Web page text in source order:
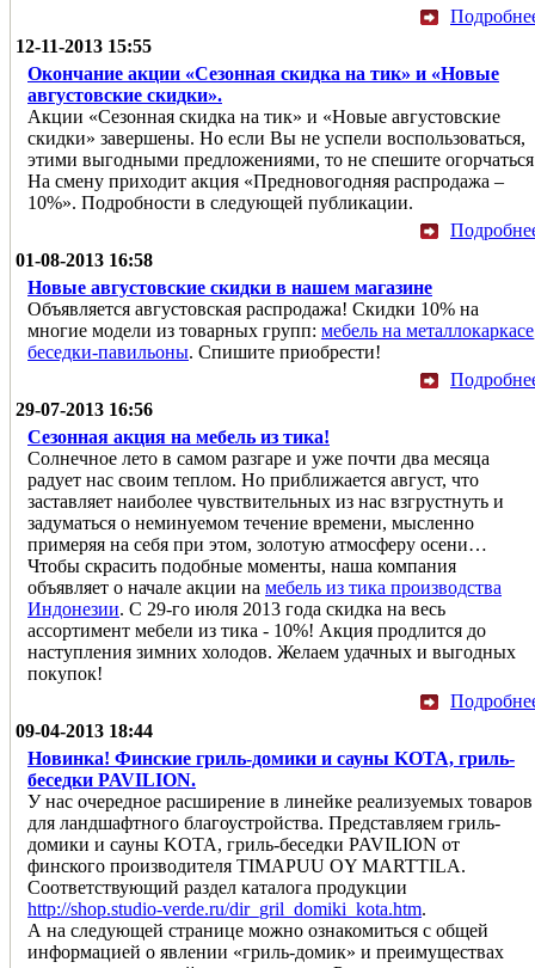
12-11-2013 15:55
Окончание акции «Сезонная скидка на тик» и «Новые
августовские скидки».
Акции «Сезонная скидка на тик» и «Новые августовские
скидки» завершены. Но если Вы не успели воспользоваться,
этими выгодными предложениями, то не спешите
На смену приходит акция «Предновогодняя распродажа –
10%». Подробности в следующей публикации.
01-08-2013 16:58
Новые августовские скидки в нашем магазине
Объявляется августовская распродажа! Скидки 10% на
многие модели из товарных групп: мебель на металлокаркасе
беседки-павильоны. Спишите приобрести!
29-07-2013 16:56
Сезонная акция на мебель из тика!
Солнечное лето в самом разгаре и уже почти два месяца
радует нас своим теплом. Но приближается август, что
заставляет наиболее чувствительных из нас взгрустнуть и
задуматься о неминуемом течение времени, мысленно
примеряя на себя при этом, золотую атмосферу осени…
Чтобы скрасить подобные моменты, наша компания
объявляет о начале акции на мебель из тика производства
Индонезии. С 29-го июля 2013 года скидка на весь
ассортимент мебели из тика - 10%! Акция продлится до
наступления зимних холодов. Желаем удачных и выгодных
покупок!
09-04-2013 18:44
Новинка! Финские гриль-домики и сауны KOTA, гриль-
беседки PAVILION.
У нас очередное расширение в линейке реализуемых товаров
для ландшафтного благоустройства. Представляем гриль-
домики и сауны KOTA, гриль-беседки PAVILION от
финского производителя TIMAPUU OY MARTTILA.
Соответствующий раздел каталога продукции
http://shop.studio-verde.ru/dir_gril_domiki_kota.htm.
А на следующей странице можно ознакомиться с общей
информацией о явлении «гриль-домик» и преимуществах